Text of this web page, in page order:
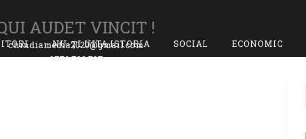
AUDET VINCIT !
chindiamedia2020@gmail.com
0770.726.797
NU-ȚI UITA ISTORIA SOCIAL ECONOMIC